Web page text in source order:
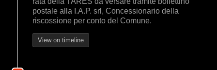
postale alla I.A.P. srl, Concessionario della
riscossione per conto del Comune.
View on timeline